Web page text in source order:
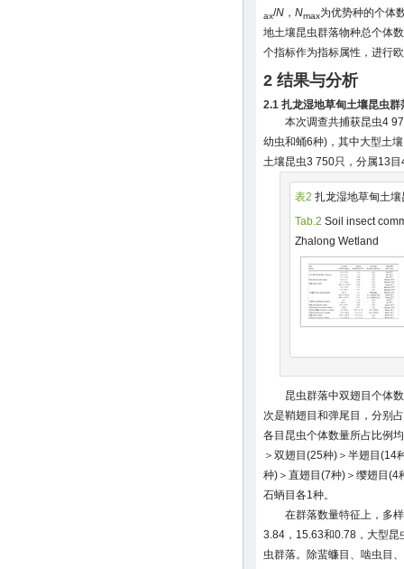
ax/N ， Nmax为优势种的个体
地土壤昆虫群落物种总个体
个指标作为指标属性，进行
2 结果与分析
2.1 扎龙湿地草甸土壤昆虫群
本次调查共捕获昆虫4
幼虫和蛹6种)，其中大型土
土壤昆虫3 750只，分属13
表2 扎龙湿地草甸土
Tab.2 Soil insect
Zhalong Wetland
昆虫群落中双翅目个体
次是鞘翅目和弹尾目，分别
各目昆虫个体数量所占比例
＞双翅目(25种)＞半翅目(14
种)＞直翅目(7种)＞缨翅目(4
石蛃目各1种。
在群落数量特征上，多
3.84，15.63和0.78，大型昆
虫群落。除蜚蠊目、啮虫目